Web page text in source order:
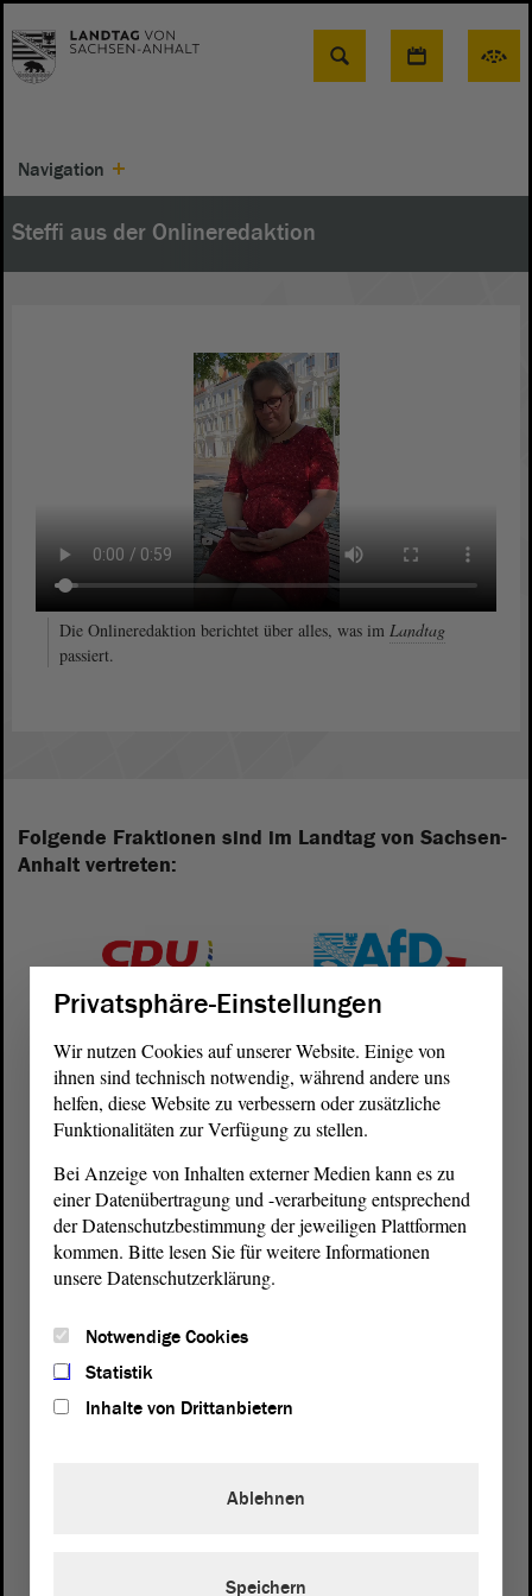
Suche
Navigation
Steffi aus der Onlineredaktion
Die Onlineredaktion berichtet über alles, was im Landtag
passiert.
Folgende Fraktionen sind im Landtag von Sachsen-
Anhalt vertreten:
Postanschrift
Landtag
von Sachsen-Anhalt
39104 Magdeburg
0391 / 560 - 0
Privatsphäre-Einstellungen
Wir nutzen Cookies auf unserer Website. Einige von
ihnen sind technisch notwendig, während andere uns
helfen, diese Website zu verbessern oder zusätzliche
Funktionalitäten zur Verfügung zu stellen.
Bei Anzeige von Inhalten externer Medien kann es zu
einer Datenübertragung und -verarbeitung entsprechend
der Datenschutzbestimmung der jeweiligen Plattformen
kommen. Bitte lesen Sie für weitere Informationen
unsere Datenschutzerklärung.
Notwendige Cookies
Statistik
Inhalte von Drittanbietern
Ablehnen
Speichern